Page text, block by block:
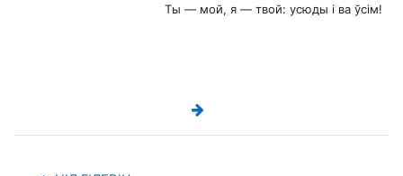
Ты — мой, я — твой: усюды і ва ўсім!